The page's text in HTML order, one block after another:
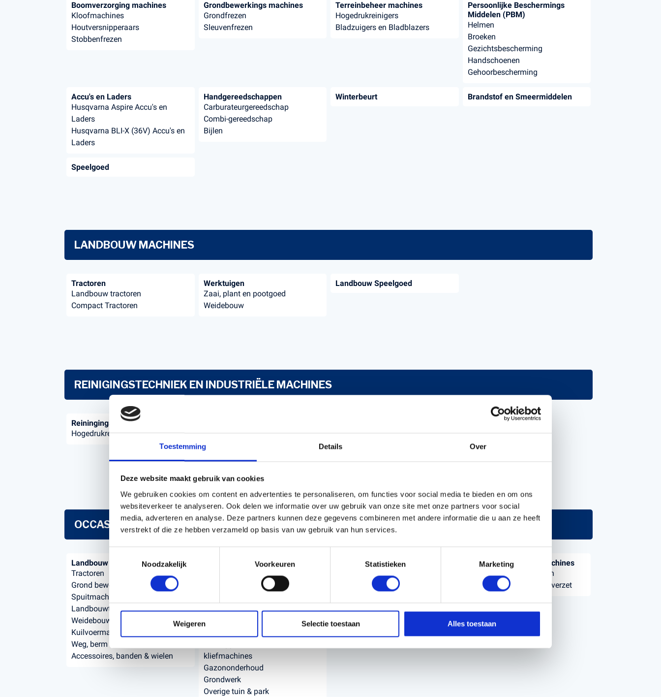
Toestemming Details Over
Deze website maakt gebruik van cookies
We gebruiken cookies om content en advertenties te personaliseren, om functies voor social media te bieden en om ons
websiteverkeer te analyseren. Ook delen we informatie over uw gebruik van onze site met onze partners voor social
media, adverteren en analyse. Deze partners kunnen deze gegevens combineren met andere informatie die u aan ze heeft
verstrekt of die ze hebben verzameld op basis van uw gebruik van hun services.
Noodzakelijk
Voorkeuren Statistieken Marketing
Weigeren Selectie toestaan Alles toestaan
Boomverzorging machines
Kloofmachines
Houtversnipperaars
Stobbenfrezen
Grondbewerkings machines
Grondfrezen
Sleuvenfrezen
Terreinbeheer machines
Hogedrukreinigers
Bladzuigers en Bladblazers
Persoonlijke Beschermings
Middelen (PBM)
Helmen
Broeken
Gezichtsbescherming
Handschoenen
Gehoorbescherming
Accu's en Laders
Husqvarna Aspire Accu's en
Laders
Husqvarna BLI-X (36V) Accu's en
Laders
Handgereedschappen
Carburateurgereedschap
Combi-gereedschap
Bijlen
Winterbeurt Brandstof en Smeermiddelen
Speelgoed
LANDBOUW MACHINES
Tractoren
Landbouw tractoren
Compact Tractoren
Werktuigen
Zaai, plant en pootgoed
Weidebouw
Landbouw Speelgoed
REINIGINGSTECHNIEK EN INDUSTRIËLE MACHINES
Reiningings Techniek
Hogedrukreinigers
Accessoires voor
hogedrukreinigers
OCCASIONS
Landbouw
Tractoren
Grond bewerking
Spuitmachines
Landbouwtransport
Weidebouw
Kuilvoermachines
Weg, berm en slootonderhoud
Accessoires, banden & wielen
Duwmaaiers en Loopmaaiers
Handgedragen
kliefmachines
Gazononderhoud
Grondwerk
Overige tuin & park
Reiniginstechniek & industrie
Veegmachines en veeg-
zuigmachines
Heftruck
Aggregaten
Grondverzet & bouwmachines
Voorlader aanbouwdelen
Bouwmachines & Grondverzet